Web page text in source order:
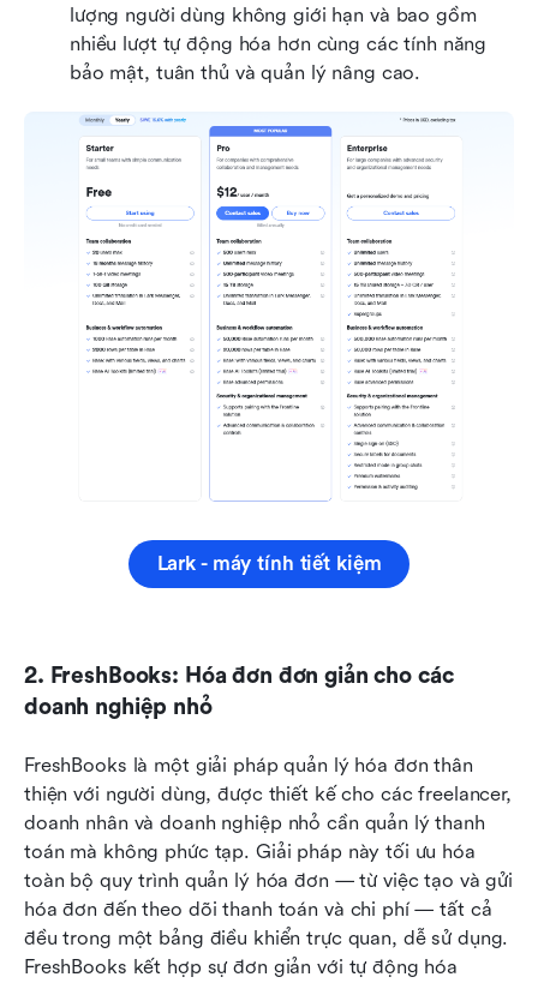
lượng người dùng không giới hạn và bao gồm
nhiều lượt tự động hóa hơn cùng các tính năng
bảo mật, tuân thủ và quản lý nâng cao.
Lark - máy tính tiết kiệm
2. FreshBooks: Hóa đơn đơn giản cho các
doanh nghiệp nhỏ
FreshBooks là một giải pháp quản lý hóa đơn thân
thiện với người dùng, được thiết kế cho các freelancer,
doanh nhân và doanh nghiệp nhỏ cần quản lý thanh
toán mà không phức tạp. Giải pháp này tối ưu hóa
toàn bộ quy trình quản lý hóa đơn — từ việc tạo và gửi
hóa đơn đến theo dõi thanh toán và chi phí — tất cả
đều trong một bảng điều khiển trực quan, dễ sử dụng.
FreshBooks kết hợp sự đơn giản với tự động hóa